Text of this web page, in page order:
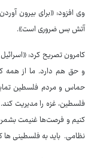
وی افزود: «برای بیرون
آتش بس ضروری است».
کامرون تصریح کرد:
و حق هم دارد. ما از همه
حماس و مردم فلسطین
فلسطین، غزه را مدیریت
کنیم و فرصت‌ها غنیمت
نظامی. باید به فلسطینی